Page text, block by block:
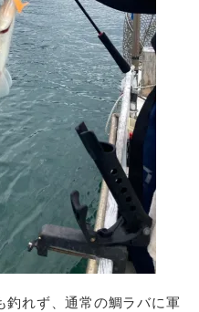
れず、通常の鯛ラバに軍